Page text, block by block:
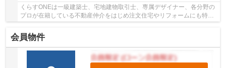
くらすONEは一級建築士、宅地建物取引士、専属デザイナー、各分野の
プロが在籍している不動産仲介をはじめ注文住宅やリフォームにも特化
しているお店です♪住まいに関する事は何でも気...
会員物件